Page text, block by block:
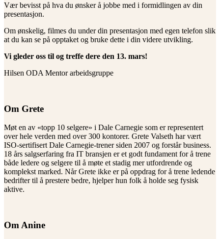
Vær bevisst på hva du ønsker å jobbe med i formidlingen av din
presentasjon.
Om ønskelig, filmes du under din presentasjon med egen telefon slik
at du kan se på opptaket og bruke dette i din videre utvikling.
Vi gleder oss til og treffe dere den 13. mars!
Hilsen ODA Mentor arbeidsgruppe
Om Grete
Møt en av «topp 10 selgere» i Dale Carnegie som er representert
over hele verden med over 300 kontorer. Grete Valseth har vært
ISO-sertifisert Dale Carnegie-trener siden 2007 og forstår business.
18 års salgserfaring fra IT bransjen er et godt fundament for å trene
både ledere og selgere til å møte et stadig mer utfordrende og
komplekst marked. Når Grete ikke er på oppdrag for å trene ledende
bedrifter til å prestere bedre, hjelper hun folk å holde seg fysisk
aktive.
Om Anine